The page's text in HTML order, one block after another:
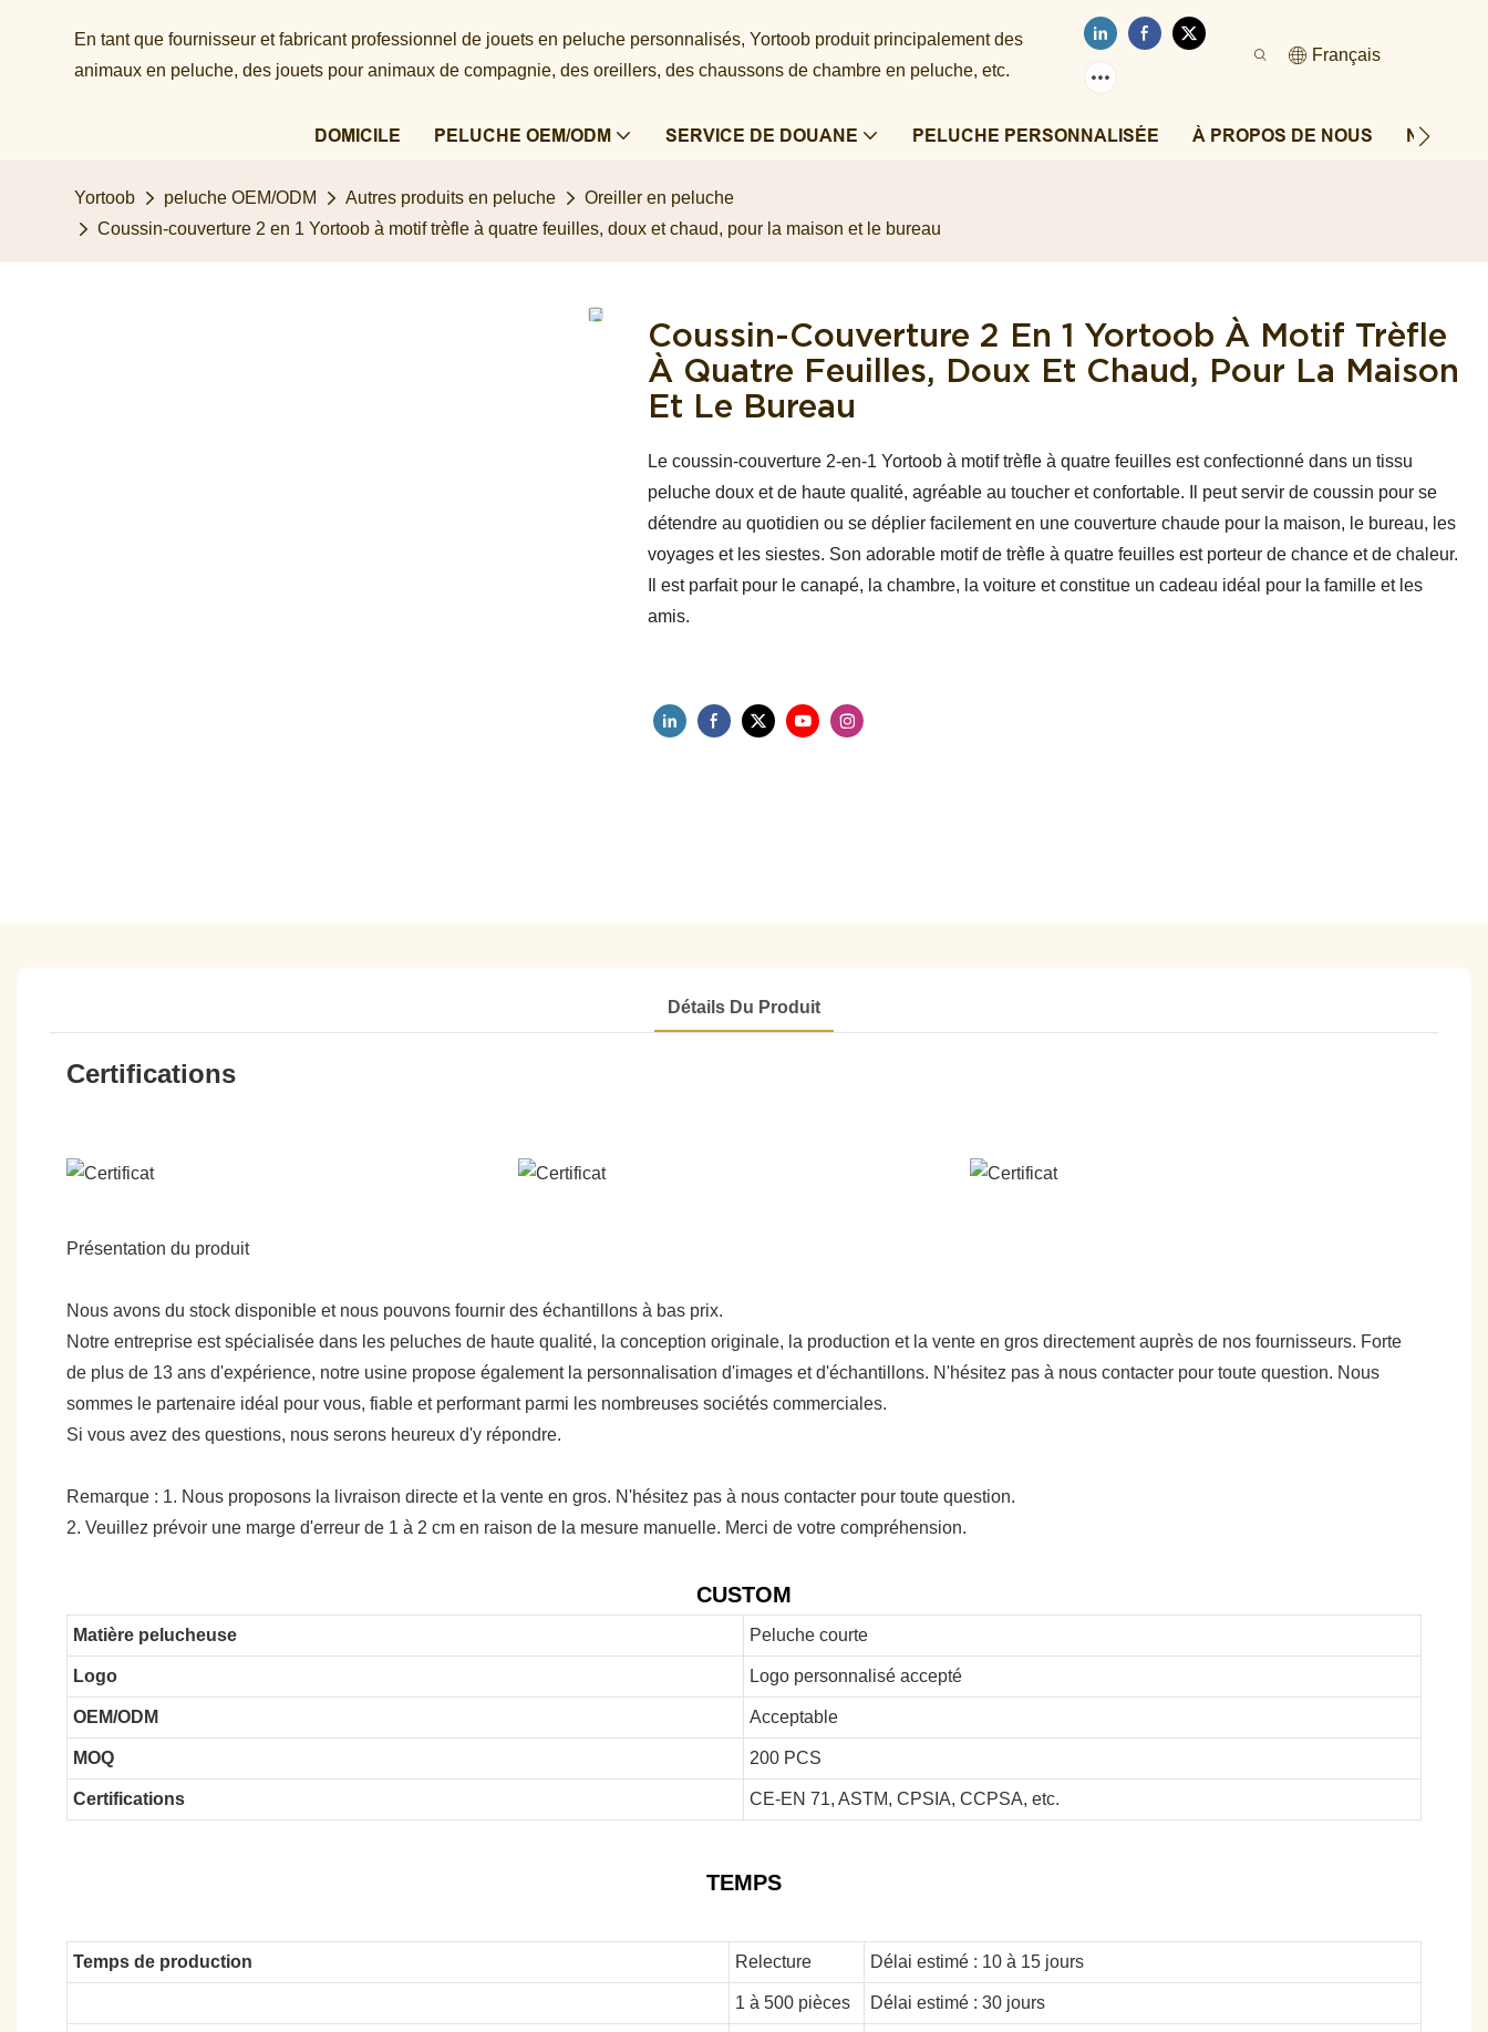
En tant que fournisseur et fabricant professionnel de jouets en peluche personnalisés, Yortoob produit principalement des
animaux en peluche, des jouets pour animaux de compagnie, des oreillers, des chaussons de chambre en peluche, etc.
Français
DOMICILE PELUCHE OEM/ODM SERVICE DE DOUANE PELUCHE PERSONNALISÉE À PROPOS DE NOUS
Yortoob peluche OEM/ODM Autres produits en peluche
Oreiller en peluche
Coussin-couverture 2 en 1 Yortoob à motif trèfle à quatre feuilles, doux et chaud, pour la maison et le bureau
Coussin-Couverture 2 En 1 Yortoob À Motif Trèfle
À Quatre Feuilles, Doux Et Chaud, Pour La Maison
Et Le Bureau
Le coussin-couverture 2-en-1 Yortoob à motif trèfle à quatre feuilles est confectionné dans un tissu
peluche doux et de haute qualité, agréable au toucher et confortable. Il peut servir de coussin pour se
détendre au quotidien ou se déplier facilement en une couverture chaude pour la maison, le bureau, les
voyages et les siestes. Son adorable motif de trèfle à quatre feuilles est porteur de chance et de chaleur.
Il est parfait pour le canapé, la chambre, la voiture et constitue un cadeau idéal pour la famille et les
amis.
Détails Du Produit
Certifications
Présentation du produit
Nous avons du stock disponible et nous pouvons fournir des échantillons à bas prix.
Notre entreprise est spécialisée dans les peluches de haute qualité, la conception originale, la production et la vente en gros directement auprès de nos fournisseurs. Forte
de plus de 13 ans d'expérience, notre usine propose également la personnalisation d'images et d'échantillons. N'hésitez pas à nous contacter pour toute question. Nous
sommes le partenaire idéal pour vous, fiable et performant parmi les nombreuses sociétés commerciales.
Si vous avez des questions, nous serons heureux d'y répondre.
Remarque : 1. Nous proposons la livraison directe et la vente en gros. N'hésitez pas à nous contacter pour toute question.
2. Veuillez prévoir une marge d'erreur de 1 à 2 cm en raison de la mesure manuelle. Merci de votre compréhension.
CUSTOM
Matière pelucheuse Peluche courte
Logo Logo personnalisé accepté
OEM/ODM Acceptable
MOQ 200 PCS
Certifications CE-EN 71, ASTM, CPSIA, CCPSA, etc.
TEMPS
Temps de production Relecture Délai estimé : 10 à 15 jours
1 à 500 pièces Délai estimé : 30 jours